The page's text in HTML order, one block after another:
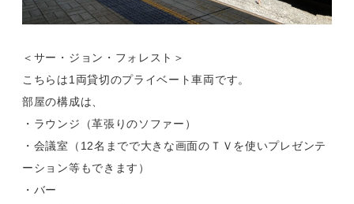
＜サー・ジョン・フォレスト＞
こちらは1両貸切のプライベート車両です。
部屋の構成は、
・ラウンジ（革張りのソファー）
・会議室（12名までで大きな画面のＴＶを使いプレゼンテ
ーション等もできます）
・バー